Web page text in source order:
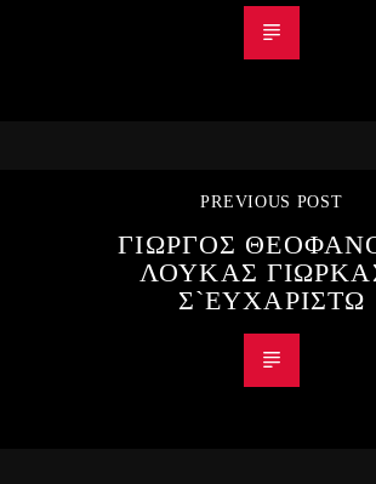
PREVIOUS POST
ΓΙΩΡΓΟΣ
ΛΟΥΚΑΣ
Σ`ΕΥΧΑΡΙΣΤΩ